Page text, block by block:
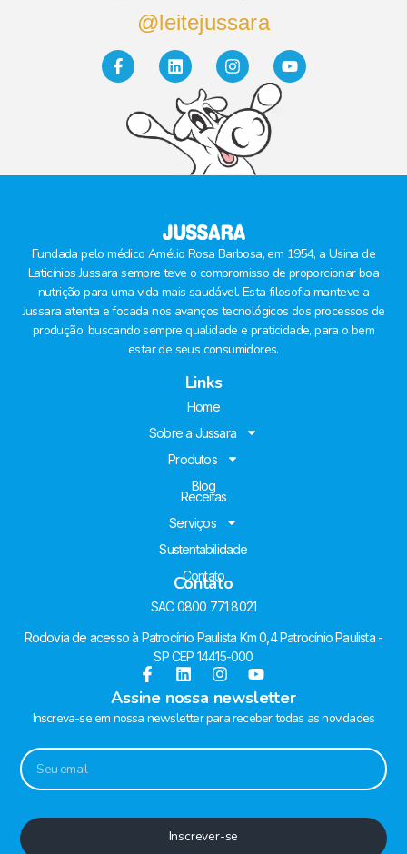
@leitejussara
Fundada pelo médico Amélio Rosa Barbosa, em 1954, a Usina de
Laticínios Jussara sempre teve o compromisso de proporcionar boa
nutrição para uma vida mais saudável. Esta filosofia manteve a
Jussara atenta e focada nos avanços tecnológicos dos processos de
produção, buscando sempre qualidade e praticidade, para o bem
estar de seus consumidores.
Links
Home
Sobre a Jussara
Produtos
Blog
Receitas
Serviços
Sustentabilidade
Contato
Contato
SAC 0800 771 8021
Rodovia de acesso à Patrocínio Paulista Km 0,4 Patrocínio Paulista -
SP CEP 14415-000
Assine nossa newsletter
Inscreva-se em nossa newsletter para receber todas as novidades
Inscrever-se